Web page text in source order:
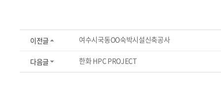
이전글 여수시국동OO숙박시설신축공사
다음글 한화 HPC PROJECT